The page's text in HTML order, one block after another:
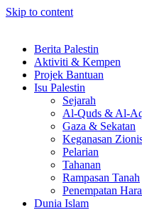
Skip to content
Berita Palestin
Aktiviti & Kempen
Projek Bantuan
Isu Palestin
Sejarah
Al-Quds & Al-
Gaza & Sekatan
Keganasan
Pelarian
Tahanan
Rampasan Tanah
Penempatan
Dunia Islam